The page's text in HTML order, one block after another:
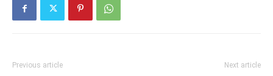
Previous article Next article